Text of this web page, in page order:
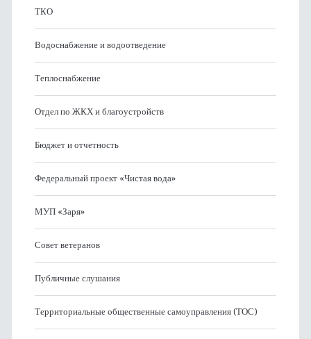
ТКО
Водоснабжение и водоотведение
Теплоснабжение
Отдел по ЖКХ и благоустройств
Бюджет и отчетность
Федеральный проект «Чистая вода»
МУП «Заря»
Совет ветеранов
Публичные слушания
Территориальные общественные самоуправления (ТОС)